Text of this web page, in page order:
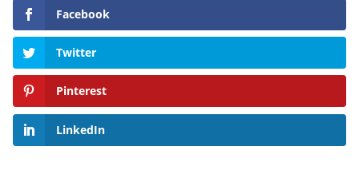
Facebook
Twitter
Pinterest
LinkedIn